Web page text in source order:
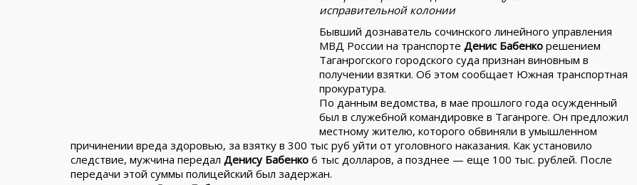
исправительной колонии
Бывший дознаватель сочинского линейного управления
МВД России на транспорте Денис Бабенко решением
Таганрогского городского суда признан виновным в
получении взятки. Об этом сообщает Южная транспортная
прокуратура.
По данным ведомства, в мае прошлого года осужденный
был в служебной командировке в Таганроге. Он предложил
местному жителю, которого обвиняли в умышленном
причинении вреда здоровью, за взятку в 300 тыс руб уйти от уголовного наказания. Как установило
следствие, мужчина передал Денису Бабенко 6 тыс долларов, а позднее — еще 100 тыс. рублей. После
передачи этой суммы полицейский был задержан.